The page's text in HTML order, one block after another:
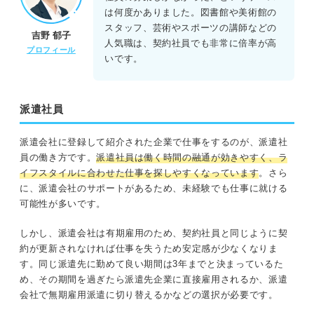
吉野 郁子
プロフィール
は何度かありました。図書館や美術館の
スタッフ、芸術やスポーツの講師などの
人気職は、契約社員でも非常に倍率が高
いです。
派遣社員
派遣会社に登録して紹介された企業で仕事をするのが、派遣社
員の働き方です。派遣社員は働く時間の融通が効きやすく、ラ
イフスタイルに合わせた仕事を探しやすくなっています。さら
に、派遣会社のサポートがあるため、未経験でも仕事に就ける
可能性が多いです。
しかし、派遣会社は有期雇用のため、契約社員と同じように契
約が更新されなければ仕事を失うため安定感が少なくなりま
す。同じ派遣先に勤めて良い期間は3年までと決まっているた
め、その期間を過ぎたら派遣先企業に直接雇用されるか、派遣
会社で無期雇用派遣に切り替えるかなどの選択が必要です。